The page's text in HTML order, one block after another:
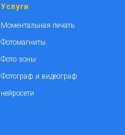
Услуги
Моментальная печать
Фотомагниты
Фото зоны
Фотограф и видеограф
нейросети